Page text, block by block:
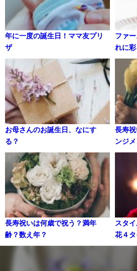
年に一度の誕生日！ママ友プリ
ザ
ファ
れに
お母さんのお誕生日、なにす
る？
長寿
ンジ
長寿祝いは何歳で祝う？満年
齢？数え年？
スタ
花４